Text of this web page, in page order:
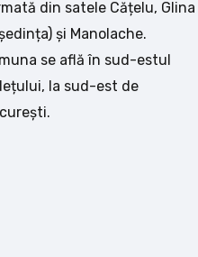
din satele Cățelu, Glina
și Manolache.
se află în sud-estul
la sud-est de